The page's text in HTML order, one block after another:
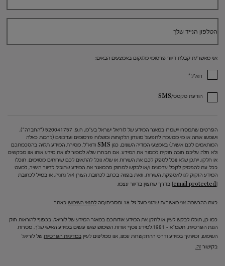
הטלפון הנייד שלך
אני מאשר/ת קבלת דיוור פרסומי מלנקום באמצעים הבאים:
דוא"ל*
הודעת טקסט/SMS
הפרטים שתמסרו יישמרו במאגר המידע של לוריאל ישראל בע"מ, ח.פ. 520041757 ("החברה"),
וישמשו אותה או מי מטעמה לתפעול מועדון הלקוחות ומשלוח פרסומים ועדכונים (לרבות כאלה
המותאמים לכם אישית) באמצעי המדיה השונים, כגון SMS ודוא"ל. מסירת המידע תלויה בהסכמתכם
ולא חלה עליכם חובה חוקית למסור את המידע. אם תבחרו שלא למסור לנו את מידע אותו אנו מבקשים
או חלקו, ייתכן שלא נוכל לספק לכם את השירות או שלא נוכל להתאים לכם שירותים מסוימים. תוכלו
בכל עת להפסיק לקבל עדכונים ו/או לבקש למחוק מהמאגר את המידע שהוביל לדיוור הישיר, למעט
המידע הזקוק לנו לאספקת השירות, וזאת בפניה בכתב לכתובת הצורן 4א' נתניה, או במייל לכתובת
[email protected]
בדרך שתצוין בדיוור עצמו.
בעת ההרשמה אני מאשר/ת שהנני מעל גיל 18 ומסכים/מה לתנאי השימוש באתר
כמו כן, תוכלו לבקש לעיין או לתקן את המידע אודותכם במאגר המידע של לוריאל, בכפוף להוראות חוק
הגנת הפרטיות, תשמ"א – 1981.למידע נוסף אודות השימוש שאנו עושים במידע האישי שלך, מטרות
השימוש, זכויותיך במידע ודרכי ההתקשרות עמנו, אנו ממליצים לעיין במדיניות הפרטיות של לוריאל
בקישור זה.